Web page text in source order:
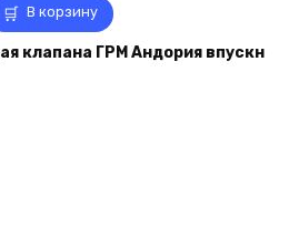
В корзину
клапана ГРМ Андория впускн